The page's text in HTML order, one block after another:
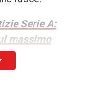
Serie A:
massimo